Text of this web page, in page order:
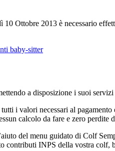
Ottobre 2013 è necessario
a disposizione i suoi
i valori necessari al
calcolo da fare e zero perdite
del menu guidato di Colf
contributi INPS della vostra